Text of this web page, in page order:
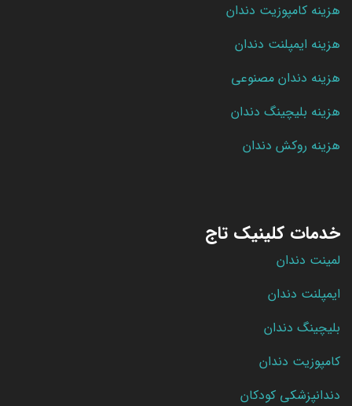
هزینه کامپوزیت دندان
هزینه ایمپلنت دندان
هزینه دندان مصنوعی
هزینه بلیچینگ دندان
هزینه روکش دندان
خدمات کلینیک تاج
لمینت دندان
ایمپلنت دندان
بلیچینگ دندان
کامپوزیت دندان
دندانپزشکی کودکان